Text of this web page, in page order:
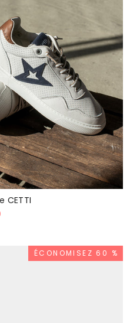
CETTI
ÉCONOMISEZ 60 %